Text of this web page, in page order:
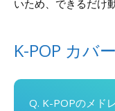
いため、できるだけ
K-POP カバ
Q. K-POPのメド